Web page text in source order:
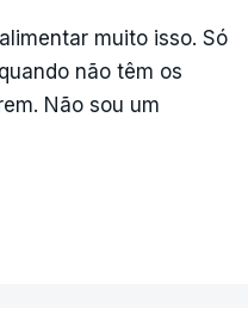
muito isso. Só
não têm os
Não sou um